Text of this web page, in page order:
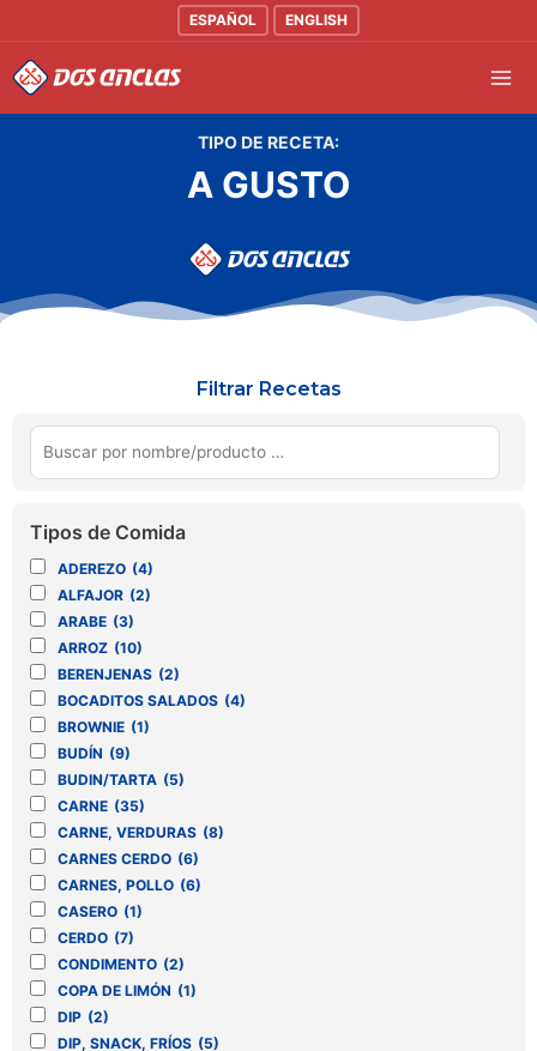
contenido
ESPAÑOL ENGLISH
TIPO DE RECETA:
A GUSTO
Filtrar Recetas
Tipos de Comida
ADEREZO (4)
ALFAJOR (2)
ARABE (3)
ARROZ (10)
BERENJENAS (2)
BOCADITOS SALADOS (4)
BROWNIE (1)
BUDÍN (9)
BUDIN/TARTA (5)
CARNE (35)
CARNE, VERDURAS (8)
CARNES CERDO (6)
CARNES, POLLO (6)
CASERO (1)
CERDO (7)
CONDIMENTO (2)
COPA DE LIMÓN (1)
DIP (2)
DIP, SNACK, FRÍOS (5)